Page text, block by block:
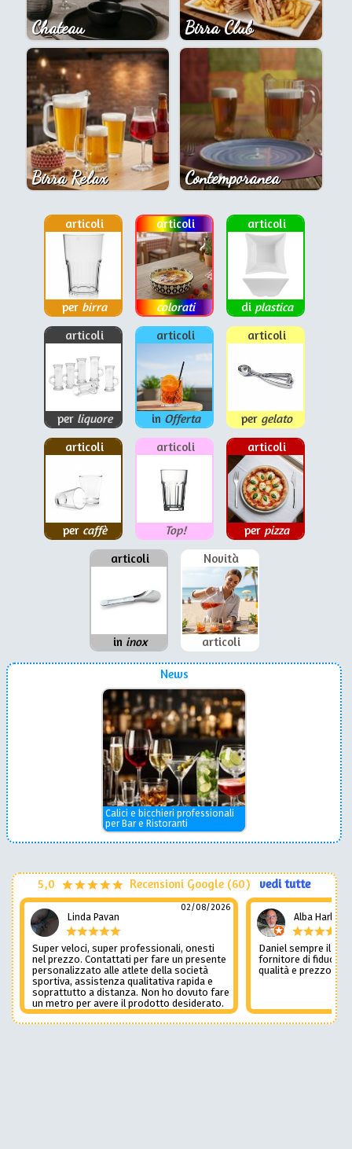
Chateau Birra Club
Birra Relax Contemporanea
articoli
per birra
articoli
colorati
articoli
di plastica
articoli
per liquore
articoli
in Offerta
articoli
per gelato
articoli
per caffè
articoli
Top!
articoli
per pizza
articoli
in inox
Novità
articoli
News
Calici e bicchieri professionali
per Bar e Ristoranti
5,0 Recensioni Google (60) vedi tutte
Linda Pavan
02/08/2026
Super veloci, super professionali, onesti
nel prezzo. Contattati per fare un presente
personalizzato alle atlete della società
sportiva, assistenza qualitativa rapida e
soprattutto a distanza. Non ho dovuto fare
un metro per avere il prodotto desiderato.
Una assistenza del genere è rara e
preziosa. Credo li contatterò ancora in
Alba Harley
Daniel sempre il
fornitore di fiducia
qualità e prezzo